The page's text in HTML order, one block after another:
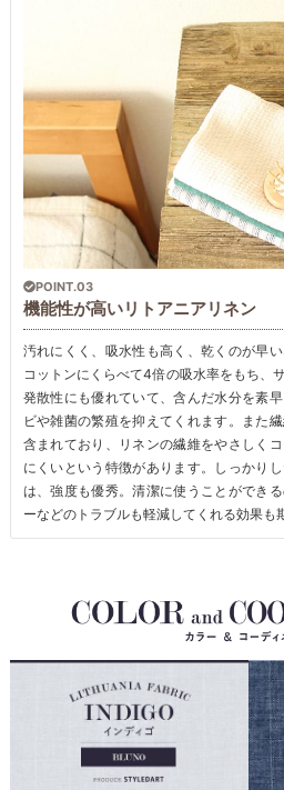
POINT.03
機能性が高いリトアニアリネン
汚れにくく、吸水性も高く、乾くのが早
コットンにくらべて4倍の吸水率をもち、
発散性にも優れていて、含んだ水分を素
ビや雑菌の繁殖を抑えてくれます。また
含まれており、リネンの繊維をやさしく
にくいという特徴があります。しっかり
は、強度も優秀。清潔に使うことができ
ーなどのトラブルも軽減してくれる効果も